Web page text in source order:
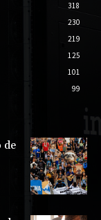
318
230
219
125
101
99
de